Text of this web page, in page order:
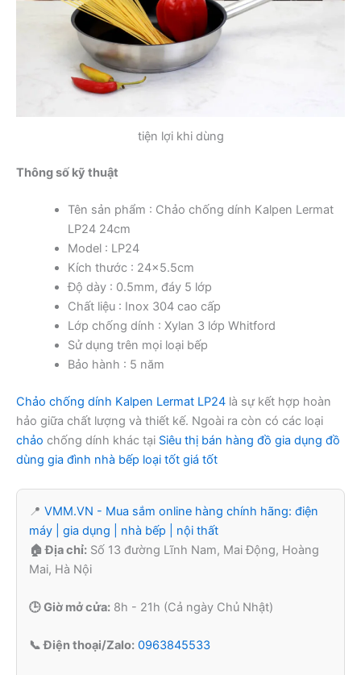
tiện lợi khi dùng
Thông số kỹ thuật
Tên sản phẩm : Chảo chống dính Kalpen Lermat
LP24 24cm
Model : LP24
Kích thước : 24×5.5cm
Độ dày : 0.5mm, đáy 5 lớp
Chất liệu : Inox 304 cao cấp
Lớp chống dính : Xylan 3 lớp Whitford
Sử dụng trên mọi loại bếp
Bảo hành : 5 năm
Chảo chống dính Kalpen Lermat LP24 là sự kết hợp hoàn
hảo giữa chất lượng và thiết kế. Ngoài ra còn có các loại
chảo chống dính khác tại Siêu thị bán hàng đồ gia dụng đồ
dùng gia đình nhà bếp loại tốt giá tốt
📍 VMM.VN - Mua sắm online hàng chính hãng: điện
máy | gia dụng | nhà bếp | nội thất
🏠 Địa chỉ: Số 13 đường Lĩnh Nam, Mai Động, Hoàng
Mai, Hà Nội
🕒 Giờ mở cửa: 8h - 21h (Cả ngày Chủ Nhật)
📞 Điện thoại/Zalo: 0963845533